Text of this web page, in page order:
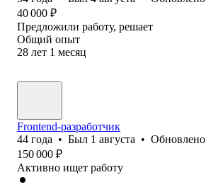
40 000 ₽
Предложили работу, решает
Общий опыт
28 лет 1 месяц
Frontend-разработчик
44 года • Был 1 августа • Обновлено
150 000 ₽
Активно ищет работу